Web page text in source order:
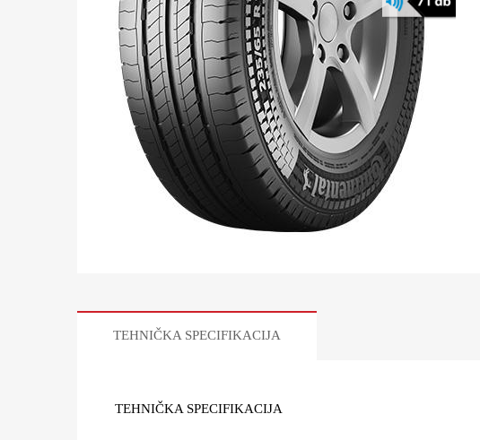
TEHNIČKA SPECIFIKACIJA
TEHNIČKA SPECIFIKACIJA